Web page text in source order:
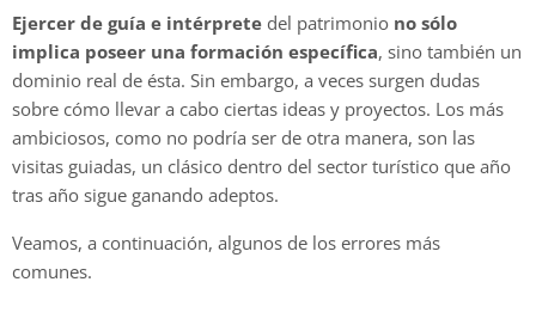
Ejercer de guía e intérprete del patrimonio no sólo
implica poseer una formación específica, sino también un
dominio real de ésta. Sin embargo, a veces surgen dudas
sobre cómo llevar a cabo ciertas ideas y proyectos. Los más
ambiciosos, como no podría ser de otra manera, son las
visitas guiadas, un clásico dentro del sector turístico que año
tras año sigue ganando adeptos.
Veamos, a continuación, algunos de los errores más
comunes.